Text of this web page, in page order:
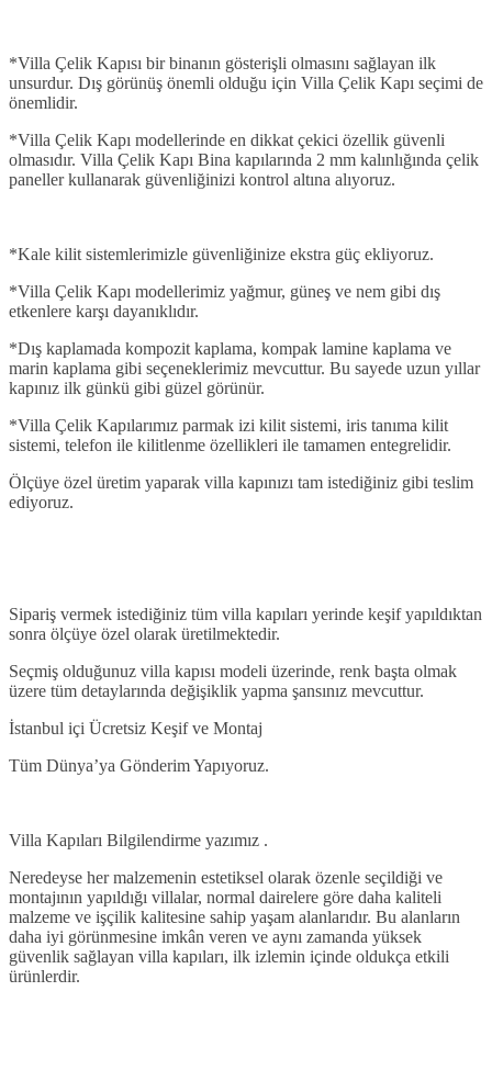
*Villa Çelik Kapısı bir binanın gösterişli olmasını sağlayan ilk
unsurdur. Dış görünüş önemli olduğu için Villa Çelik Kapı seçimi de
önemlidir.
*Villa Çelik Kapı modellerinde en dikkat çekici özellik güvenli
olmasıdır. Villa Çelik Kapı Bina kapılarında 2 mm kalınlığında çelik
paneller kullanarak güvenliğinizi kontrol altına alıyoruz.
*Kale kilit sistemlerimizle güvenliğinize ekstra güç ekliyoruz.
*Villa Çelik Kapı modellerimiz yağmur, güneş ve nem gibi dış
etkenlere karşı dayanıklıdır.
*Dış kaplamada kompozit kaplama, kompak lamine kaplama ve
marin kaplama gibi seçeneklerimiz mevcuttur. Bu sayede uzun yıllar
kapınız ilk günkü gibi güzel görünür.
*Villa Çelik Kapılarımız parmak izi kilit sistemi, iris tanıma kilit
sistemi, telefon ile kilitlenme özellikleri ile tamamen entegrelidir.
Ölçüye özel üretim yaparak villa kapınızı tam istediğiniz gibi teslim
ediyoruz.
Sipariş vermek istediğiniz tüm villa kapıları yerinde keşif yapıldıktan
sonra ölçüye özel olarak üretilmektedir.
Seçmiş olduğunuz villa kapısı modeli üzerinde, renk başta olmak
üzere tüm detaylarında değişiklik yapma şansınız mevcuttur.
İstanbul içi Ücretsiz Keşif ve Montaj
Tüm Dünya’ya Gönderim Yapıyoruz.
Villa Kapıları Bilgilendirme yazımız .
Neredeyse her malzemenin estetiksel olarak özenle seçildiği ve
montajının yapıldığı villalar, normal dairelere göre daha kaliteli
malzeme ve işçilik kalitesine sahip yaşam alanlarıdır. Bu alanların
daha iyi görünmesine imkân veren ve aynı zamanda yüksek
güvenlik sağlayan villa kapıları, ilk izlemin içinde oldukça etkili
ürünlerdir.